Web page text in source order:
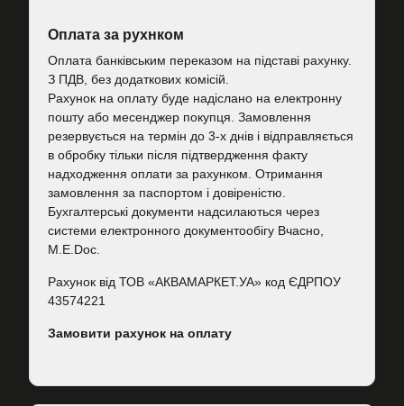
Оплата за рухнком
Оплата банківським переказом на підставі рахунку.
З ПДВ, без додаткових комісій.
Рахунок на оплату буде надіслано на електронну
пошту або месенджер покупця. Замовлення
резервується на термін до 3-х днів і відправляється
в обробку тільки після підтвердження факту
надходження оплати за рахунком. Отримання
замовлення за паспортом і довіреністю.
Бухгалтерські документи надсилаються через
системи електронного документообігу Вчасно,
M.E.Doc.
Рахунок від ТОВ «АКВАМАРКЕТ.УА» код ЄДРПОУ
43574221
Замовити рахунок на оплату